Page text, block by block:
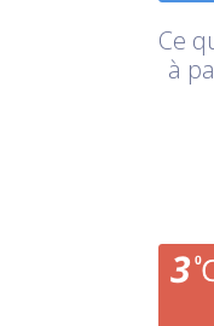
Ce
à